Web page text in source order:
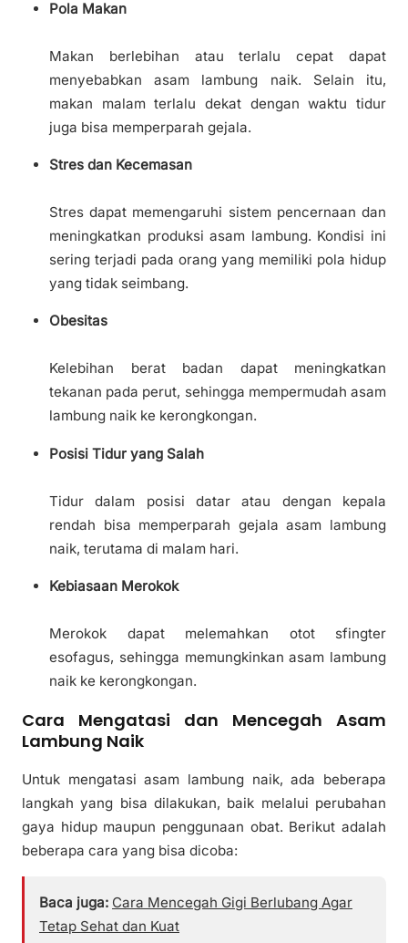
Pola Makan
Makan berlebihan atau terlalu cepat dapat
menyebabkan asam lambung naik. Selain itu,
makan malam terlalu dekat dengan waktu tidur
juga bisa memperparah gejala.
Stres dan Kecemasan
Stres dapat memengaruhi sistem pencernaan dan
meningkatkan produksi asam lambung. Kondisi ini
sering terjadi pada orang yang memiliki pola hidup
yang tidak seimbang.
Obesitas
Kelebihan berat badan dapat meningkatkan
tekanan pada perut, sehingga mempermudah asam
lambung naik ke kerongkongan.
Posisi Tidur yang Salah
Tidur dalam posisi datar atau dengan kepala
rendah bisa memperparah gejala asam lambung
naik, terutama di malam hari.
Kebiasaan Merokok
Merokok dapat melemahkan otot sfingter
esofagus, sehingga memungkinkan asam lambung
naik ke kerongkongan.
Cara Mengatasi dan Mencegah Asam
Lambung Naik
Untuk mengatasi asam lambung naik, ada beberapa
langkah yang bisa dilakukan, baik melalui perubahan
gaya hidup maupun penggunaan obat. Berikut adalah
beberapa cara yang bisa dicoba:
Baca juga: Cara Mencegah Gigi Berlubang Agar
Tetap Sehat dan Kuat